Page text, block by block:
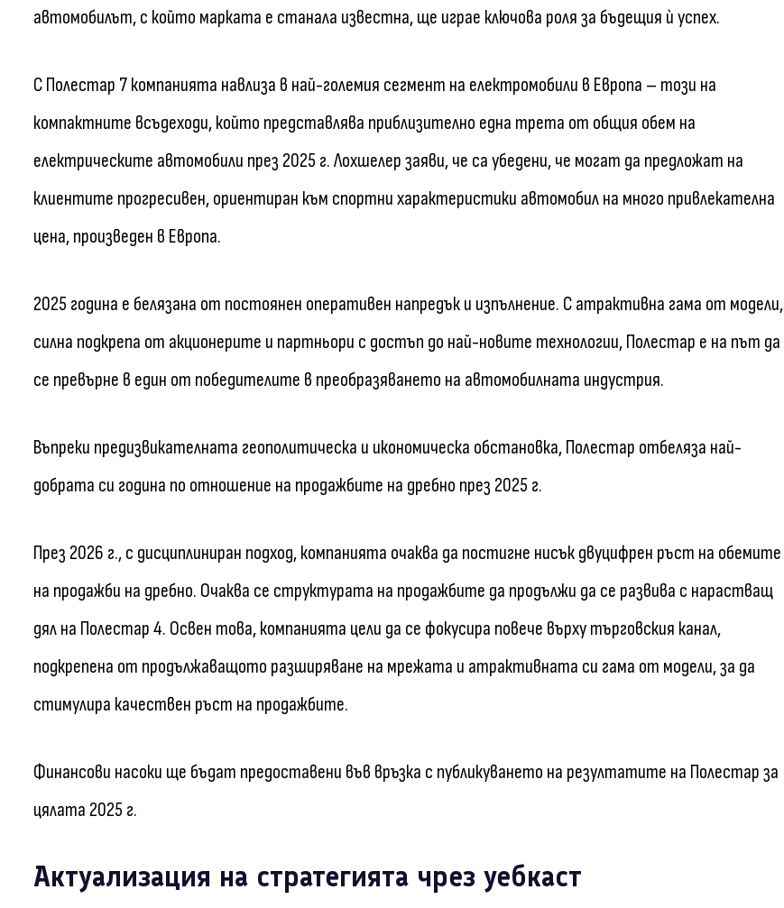
автомобилът, с който марката е станала известна, ще играе ключова роля за бъдещия ѝ успех.
С Полестар 7 компанията навлиза в най-големия сегмент на електромобили в Европа – този на
компактните всъдеходи, който представлява приблизително една трета от общия обем на
електрическите автомобили през 2025 г. Лохшелер заяви, че са убедени, че могат да предложат на
клиентите прогресивен, ориентиран към спортни характеристики автомобил на много привлекателна
цена, произведен в Европа.
2025 година е белязана от постоянен оперативен напредък и изпълнение. С атрактивна гама от модели,
силна подкрепа от акционерите и партньори с достъп до най-новите технологии, Полестар е на път да
се превърне в един от победителите в преобразяването на автомобилната индустрия.
Въпреки предизвикателната геополитическа и икономическа обстановка, Полестар отбеляза най-
добрата си година по отношение на продажбите на дребно през 2025 г.
През 2026 г., с дисциплиниран подход, компанията очаква да постигне нисък двуцифрен ръст на обемите
на продажби на дребно. Очаква се структурата на продажбите да продължи да се развива с нарастващ
дял на Полестар 4. Освен това, компанията цели да се фокусира повече върху търговския канал,
подкрепена от продължаващото разширяване на мрежата и атрактивната си гама от модели, за да
стимулира качествен ръст на продажбите.
Финансови насоки ще бъдат предоставени във връзка с публикуването на резултатите на Полестар за
цялата 2025 г.
Актуализация на стратегията чрез уебкаст